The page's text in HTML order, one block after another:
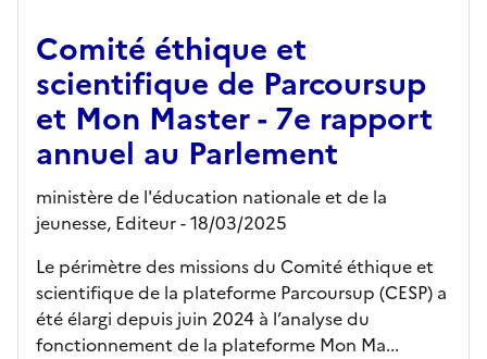
Comité éthique et
scientifique de Parcoursup
et Mon Master - 7e rapport
annuel au Parlement
ministère de l'éducation nationale et de la
jeunesse, Editeur- 18/03/2025
Le périmètre des missions du Comité éthique et
scientifique de la plateforme Parcoursup (CESP) a
été élargi depuis juin 2024 à l’analyse du
fonctionnement de la plateforme Mon Ma...